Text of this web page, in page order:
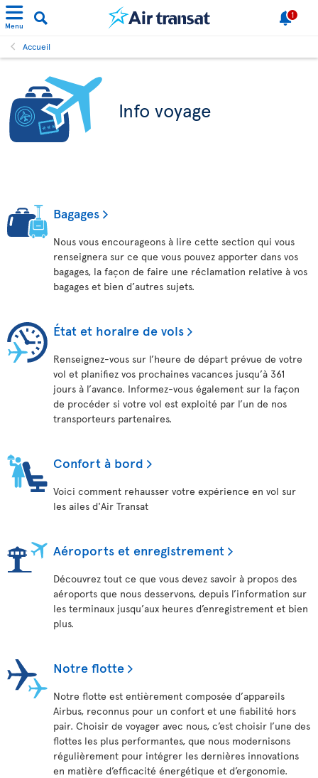
Menu
1
Accueil
Info voyage
Bagages
Nous vous encourageons à lire cette section qui vous
renseignera sur ce que vous pouvez apporter dans vos
bagages, la façon de faire une réclamation relative à vos
bagages et bien d’autres sujets.
État et horaire de vols
Renseignez-vous sur l’heure de départ prévue de votre
vol et planifiez vos prochaines vacances jusqu’à 361
jours à l’avance. Informez-vous également sur la façon
de procéder si votre vol est exploité par l’un de nos
transporteurs partenaires.
Confort à bord
Voici comment rehausser votre expérience en vol sur
les ailes d'Air Transat
Aéroports et enregistrement
Découvrez tout ce que vous devez savoir à propos des
aéroports que nous desservons, depuis l’information sur
les terminaux jusqu’aux heures d’enregistrement et bien
plus.
Notre flotte
Notre flotte est entièrement composée d’appareils
Airbus, reconnus pour un confort et une fiabilité hors
pair. Choisir de voyager avec nous, c’est choisir l’une des
flottes les plus performantes, que nous modernisons
régulièrement pour intégrer les dernières innovations
en matière d’efficacité énergétique et d’ergonomie.